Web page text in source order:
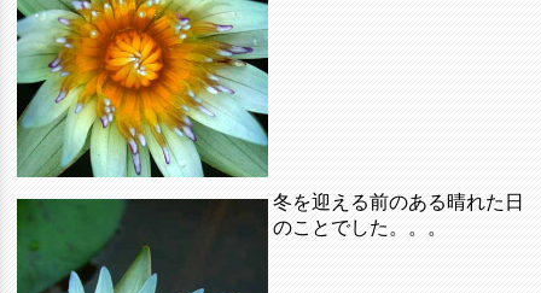
冬を迎える前のある晴れた日
のことでした。。。